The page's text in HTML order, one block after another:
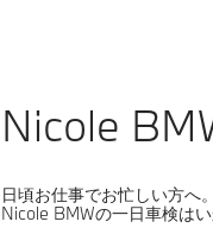
Nicole
日頃お仕事でお忙しい方へ。
Nicole BMWの一日車検はい